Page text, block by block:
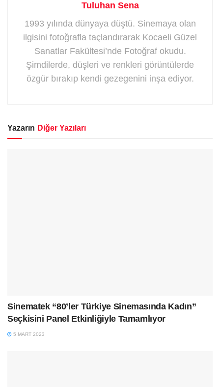
Tuluhan Sena
1993 yılında dünyaya düştü. Sinemaya olan
ilgisini fotoğrafla taçlandırarak Kocaeli Güzel
Sanatlar Fakültesi’nde Fotoğraf okudu.
Şimdilerde, düşleri ve renkleri görüntülerde
özgür bırakıp kendi gezegenini inşa ediyor.
Yazarın Diğer Yazıları
Sinematek “80’ler Türkiye Sinemasında Kadın”
Seçkisini Panel Etkinliğiyle Tamamlıyor
5 MART 2023